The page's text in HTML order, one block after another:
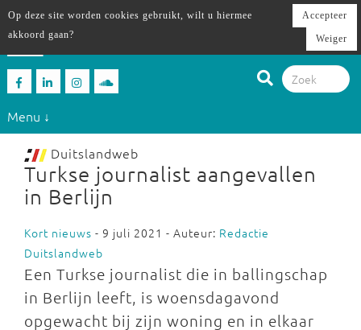
Menu ↓
Duitslandweb
Turkse journalist aangevallen
in Berlijn
Kort nieuws - 9 juli 2021 - Auteur: Redactie
Duitslandweb
Een Turkse journalist die in ballingschap
in Berlijn leeft, is woensdagavond
opgewacht bij zijn woning en in elkaar
Op deze site worden cookies gebruikt, wilt u hiermee
akkoord gaan?
Accepteer
Weiger